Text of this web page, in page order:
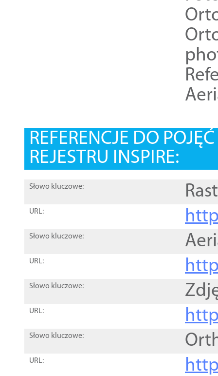
REFERENCJE DO
REJESTRU INSPIRE:
Słowo kluczowe:
URL:
Słowo kluczowe:
URL:
Słowo kluczowe:
URL:
Słowo kluczowe:
URL: